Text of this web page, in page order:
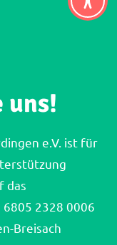
uns!
e.V. ist für
das
2328 0006
Breisach